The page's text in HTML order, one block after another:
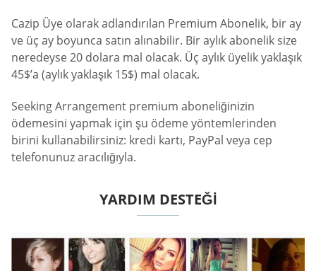
Cazip Üye olarak adlandırılan Premium Abonelik, bir ay
ve üç ay boyunca satın alınabilir. Bir aylık abonelik size
neredeyse 20 dolara mal olacak. Üç aylık üyelik yaklaşık
45$’a (aylık yaklaşık 15$) mal olacak.
Seeking Arrangement premium aboneliğinizin
ödemesini yapmak için şu ödeme yöntemlerinden
birini kullanabilirsiniz: kredi kartı, PayPal veya cep
telefonunuz aracılığıyla.
YARDIM DESTEĞI